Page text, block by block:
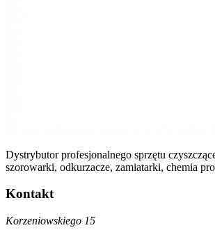
Dystrybutor profesjonalnego sprzętu
szorowarki, odkurzacze, zamiatarki, chemia
Kontakt
Korzeniowskiego 15